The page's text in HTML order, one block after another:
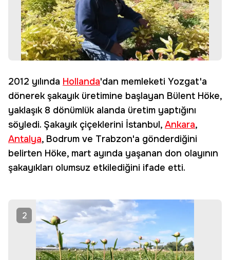
2012 yılında Hollanda'dan memleketi Yozgat'a
dönerek şakayık üretimine başlayan Bülent Höke,
yaklaşık 8 dönümlük alanda üretim yaptığını
söyledi. Şakayık çiçeklerini İstanbul, Ankara,
Antalya, Bodrum ve Trabzon'a gönderdiğini
belirten Höke, mart ayında yaşanan don olayının
şakayıkları olumsuz etkilediğini ifade etti.
2